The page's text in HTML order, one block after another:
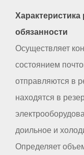
обязанности
Осуществляет
состоянием
отправляются в
находятся в
доильное и
Определяет